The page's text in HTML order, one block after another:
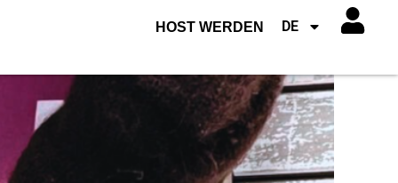
HOST WERDEN DE